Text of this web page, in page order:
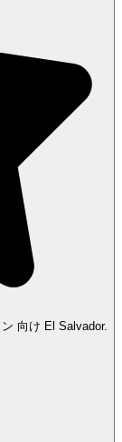
向け El Salvador.